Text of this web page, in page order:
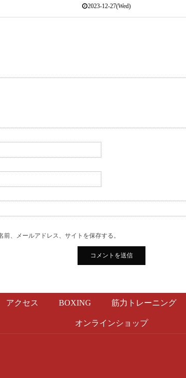
2023-12-27(Wed)
、メールアドレス、サイトを保存する。
アクセス BOXING 筋力トレーニング
オンラインショップ